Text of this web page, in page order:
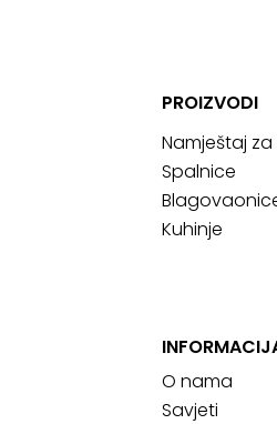
PROIZVODI
Namještaj
Spalnice
Kuhinje
O nama
Savjeti